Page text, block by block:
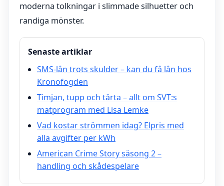
moderna tolkningar i slimmade silhuetter och
randiga mönster.
Senaste artiklar
SMS-lån trots skulder – kan du få lån hos
Kronofogden
Timjan, tupp och tårta – allt om SVT:s
matprogram med Lisa Lemke
Vad kostar strömmen idag? Elpris med
alla avgifter per kWh
American Crime Story säsong 2 –
handling och skådespelare